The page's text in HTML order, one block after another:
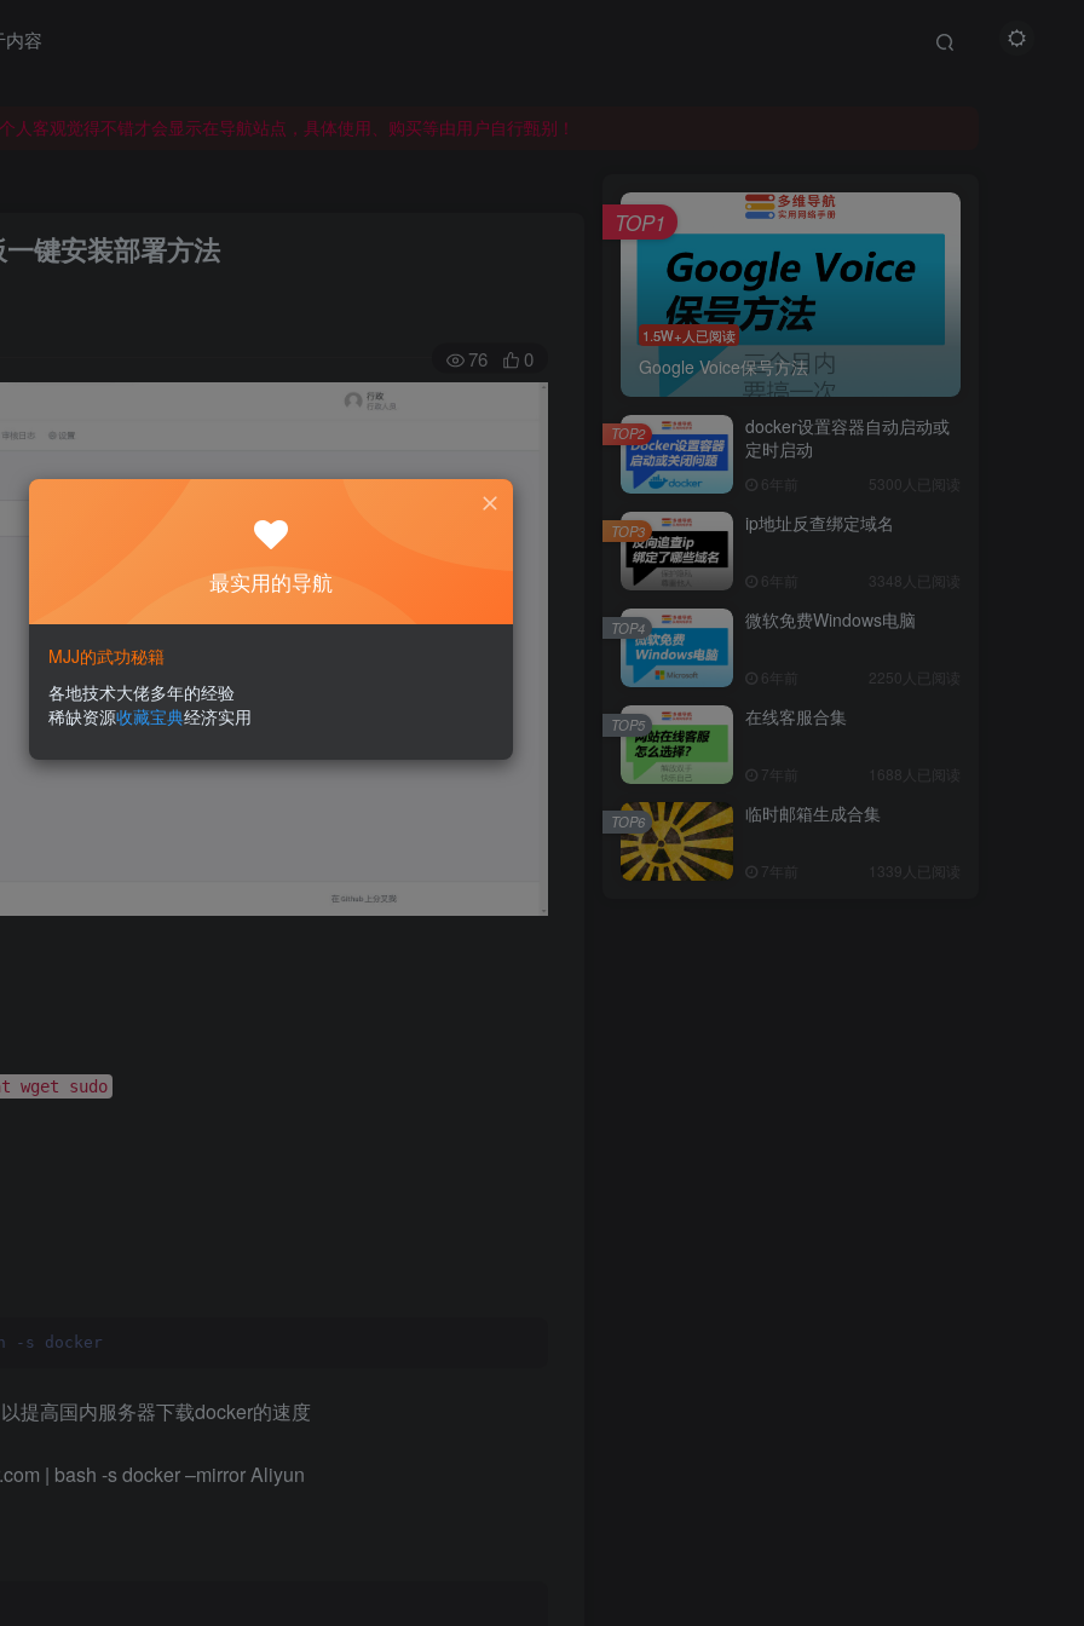
内容客观觉得不错才会显示在导航站点，具体使用、购买等由用户自行甄别！
客观觉得不错才会显示在导航站点，具体使用、购买等由用户自行甄别！
键安装部署方法
76 0
wget sudo
-s docker
提高国内服务器下载docker的速度
| bash -s docker –mirror Aliyun
1.5W+人已阅读
Google Voice保号方法
TOP1
docker设置容器自动启动或
定时启动
6年前 5300人已阅读
TOP2
ip地址反查绑定域名
6年前 3348人已阅读
TOP3
微软免费Windows电脑
6年前 2250人已阅读
TOP4
在线客服合集
7年前 1688人已阅读
TOP5
临时邮箱生成合集
7年前 1339人已阅读
TOP6
最实用的导航
MJJ的武功秘籍
各地技术大佬多年的经验
稀缺资源收藏宝典经济实用